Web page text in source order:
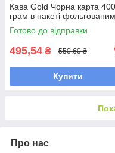
Кава Gold Чорна карта 400
грам в пакеті фольгованим
Готово до відправки
495,54 ₴ 550,60 ₴
Купити
Про нас